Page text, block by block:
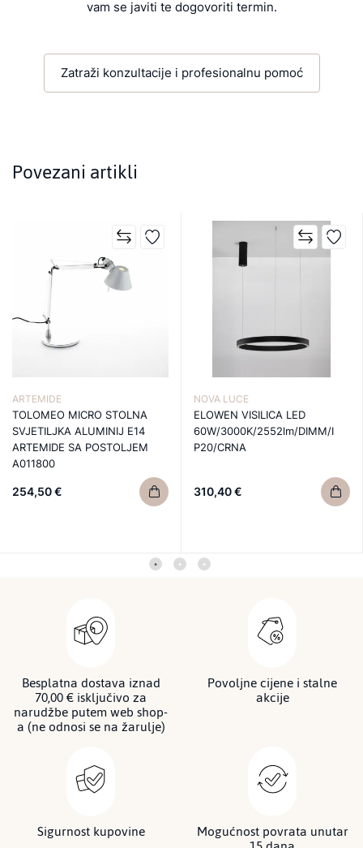
vam se javiti te dogovoriti termin.
Zatraži konzultacije i profesionalnu pomoć
Povezani artikli
ARTEMIDE
TOLOMEO MICRO STOLNA
SVJETILJKA ALUMINIJ E14
ARTEMIDE SA POSTOLJEM
A011800
254,50 €
NOVA LUCE
ELOWEN VISILICA LED
60W/3000K/2552lm/DIMM/I
P20/CRNA
310,40 €
Besplatna dostava iznad
70,00 € isključivo za
narudžbe putem web shop-
a (ne odnosi se na žarulje)
Povoljne cijene i stalne
akcije
Sigurnost kupovine Mogućnost povrata unutar